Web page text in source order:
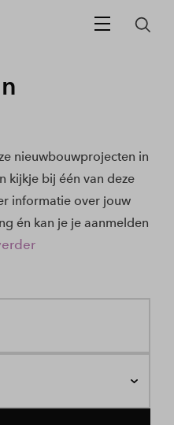
nieuwbouwprojecten in
kijkje bij één van deze
informatie over jouw
én kan je je aanmelden